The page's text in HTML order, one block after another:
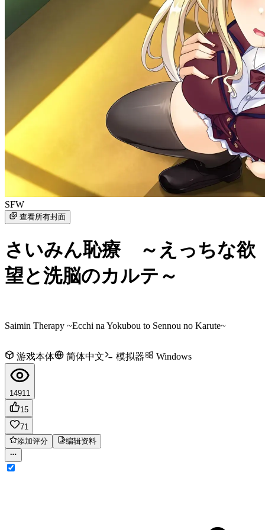
SFW
查看所有封面
さいみん恥療 ～えっちな欲
望と洗脳のカルテ～
Saimin Therapy ~Ecchi na Yokubou to Sennou no Karute~
游戏本体 简体中文 模拟器 Windows
14911
15
71
添加评分
编辑资料